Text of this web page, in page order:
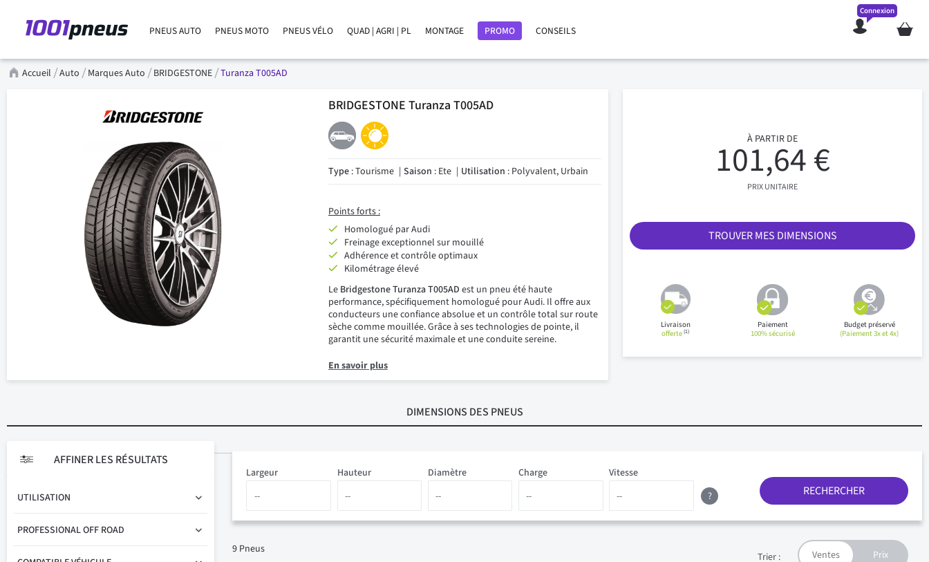
PNEUS AUTO PNEUS MOTO PNEUS VÉLO QUAD | AGRI | PL MONTAGE PROMO CONSEILS Mon
Connexion
Accueil Auto Marques Auto BRIDGESTONE Turanza T005AD
BRIDGESTONE Turanza T005AD
Type: Tourisme Saison : Ete Utilisation : Polyvalent, Urbain
Points forts :
Homologué par Audi
Freinage exceptionnel sur mouillé
Adhérence et contrôle optimaux
Kilométrage élevé
Le Bridgestone Turanza T005AD est un pneu été haute
performance, spécifiquement homologué pour Audi. Il offre aux
conducteurs une confiance absolue et un contrôle total sur route
sèche comme mouillée. Grâce à ses technologies de pointe, il
garantit une sécurité maximale et une conduite sereine.
En savoir plus
À PARTIR DE
101,64 €
PRIX UNITAIRE
TROUVER MES DIMENSIONS
Livraison
offerte(1)
Paiement
100% sécurisé
Budget préservé
(Paiement 3x et 4x)
DIMENSIONS DES PNEUS
Diamètre
Hauteur Charge Vitesse
Largeur
?
RECHERCHER
9 Pneus
Trier :
AFFINER LES RÉSULTATS
UTILISATION
PROFESSIONAL OFF ROAD